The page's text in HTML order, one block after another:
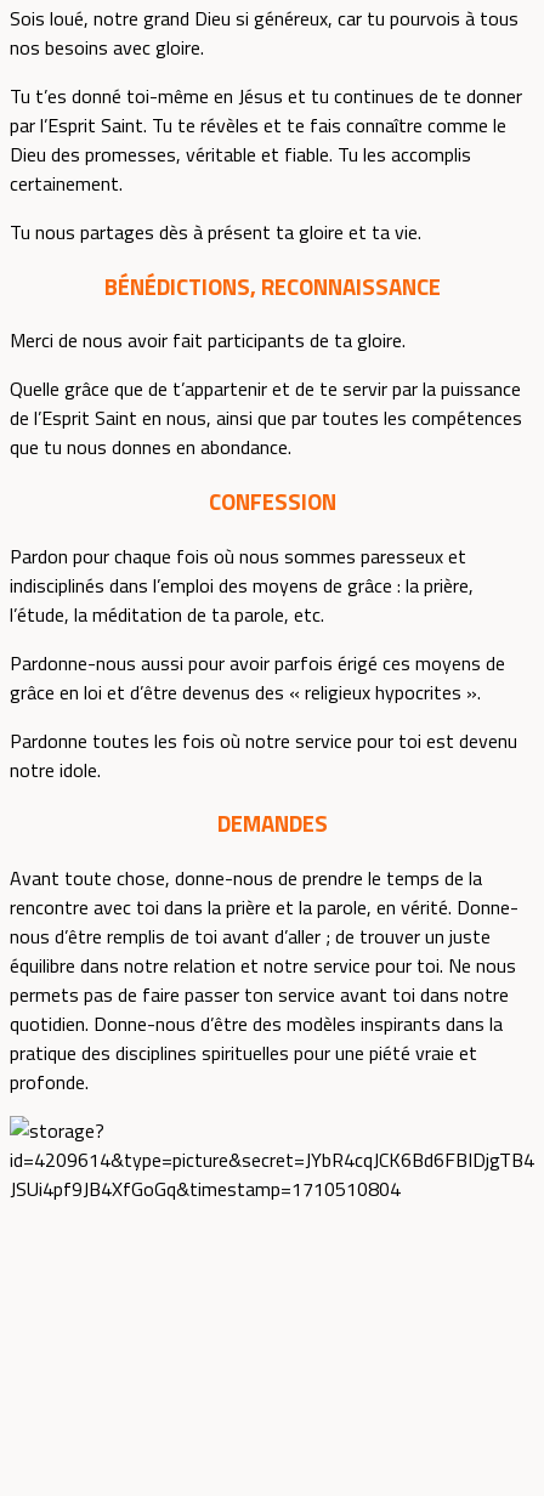
Sois loué, notre grand Dieu si généreux, car tu pourvois à tous
nos besoins avec gloire.
Tu t’es donné toi-même en Jésus et tu continues de te donner
par l’Esprit Saint. Tu te révèles et te fais connaître comme le
Dieu des promesses, véritable et fiable. Tu les accomplis
certainement.
Tu nous partages dès à présent ta gloire et ta vie.
BÉNÉDICTIONS, RECONNAISSANCE
Merci de nous avoir fait participants de ta gloire.
Quelle grâce que de t’appartenir et de te servir par la puissance
de l’Esprit Saint en nous, ainsi que par toutes les compétences
que tu nous donnes en abondance.
CONFESSION
Pardon pour chaque fois où nous sommes paresseux et
indisciplinés dans l’emploi des moyens de grâce : la prière,
l’étude, la méditation de ta parole, etc.
Pardonne-nous aussi pour avoir parfois érigé ces moyens de
grâce en loi et d’être devenus des « religieux hypocrites ».
Pardonne toutes les fois où notre service pour toi est devenu
notre idole.
DEMANDES
Avant toute chose, donne-nous de prendre le temps de la
rencontre avec toi dans la prière et la parole, en vérité. Donne-
nous d’être remplis de toi avant d’aller ; de trouver un juste
équilibre dans notre relation et notre service pour toi. Ne nous
permets pas de faire passer ton service avant toi dans notre
quotidien. Donne-nous d’être des modèles inspirants dans la
pratique des disciplines spirituelles pour une piété vraie et
profonde.